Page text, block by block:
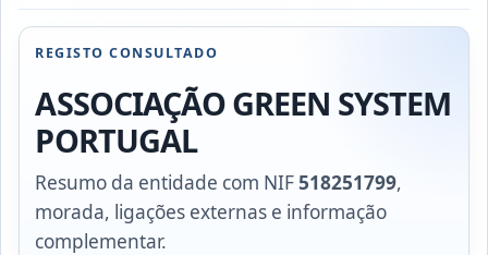
REGISTO CONSULTADO
ASSOCIAÇÃO GREEN SYSTEM
PORTUGAL
Resumo da entidade com NIF518251799,
morada, ligações externas e informação
complementar.